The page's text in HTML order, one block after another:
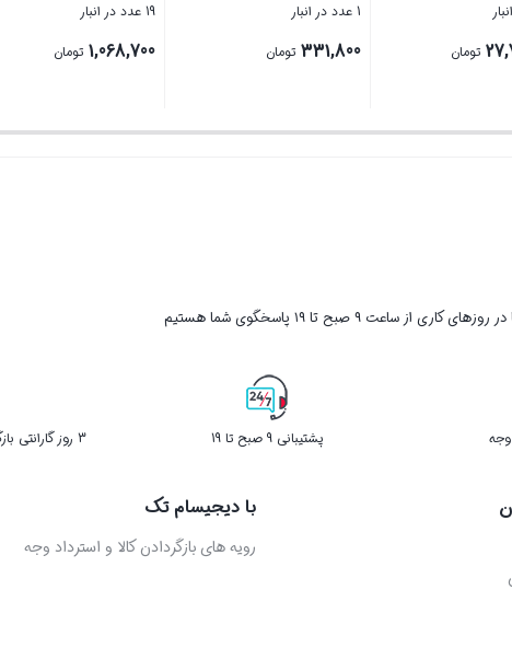
قیمت
بود.
5 عدد در انبار
27,750,000 تومان
بستن
1 عدد در انبار
331,800 تومان
بستن
روزهای کاری از ساعت ۹ صبح تا ۱۹ پاسخگوی شما هستیم
پشتیبانی 9 صبح تا 19 3 روز گارانتی بازگشت کالا در صورت خرابی
با دیجیسام تک
رویه های بازگردادن کالا و استرداد وجه